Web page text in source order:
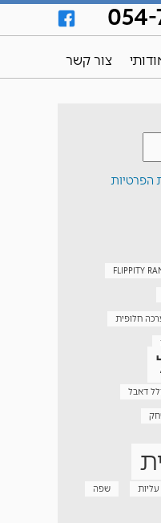
054-
צור קשר
הפרטיות
FLIPPITY
חלופית
דאבל
שפה